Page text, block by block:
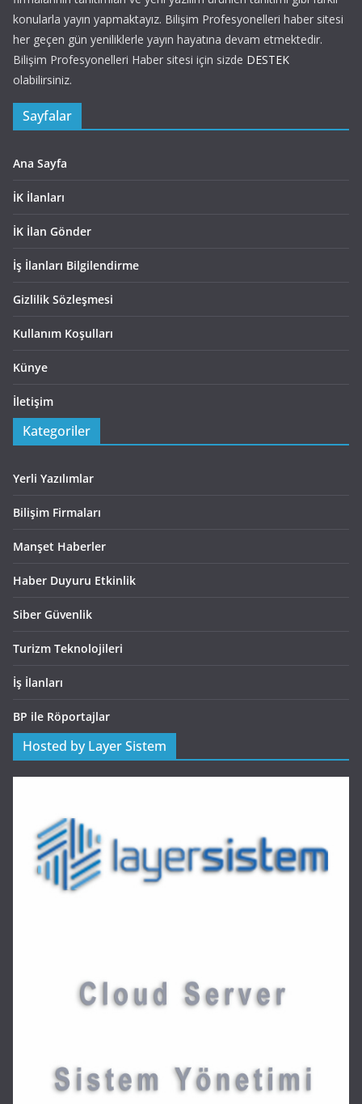
konularla yayın yapmaktayız. Bilişim Profesyonelleri haber sitesi
her geçen gün yeniliklerle yayın hayatına devam etmektedir.
Bilişim Profesyonelleri Haber sitesi için sizde DESTEK
olabilirsiniz.
Sayfalar
Ana Sayfa
İK İlanları
İK İlan Gönder
İş İlanları Bilgilendirme
Gizlilik Sözleşmesi
Kullanım Koşulları
Künye
İletişim
Kategoriler
Yerli Yazılımlar
Bilişim Firmaları
Manşet Haberler
Haber Duyuru Etkinlik
Siber Güvenlik
Turizm Teknolojileri
İş İlanları
BP ile Röportajlar
Hosted by Layer Sistem